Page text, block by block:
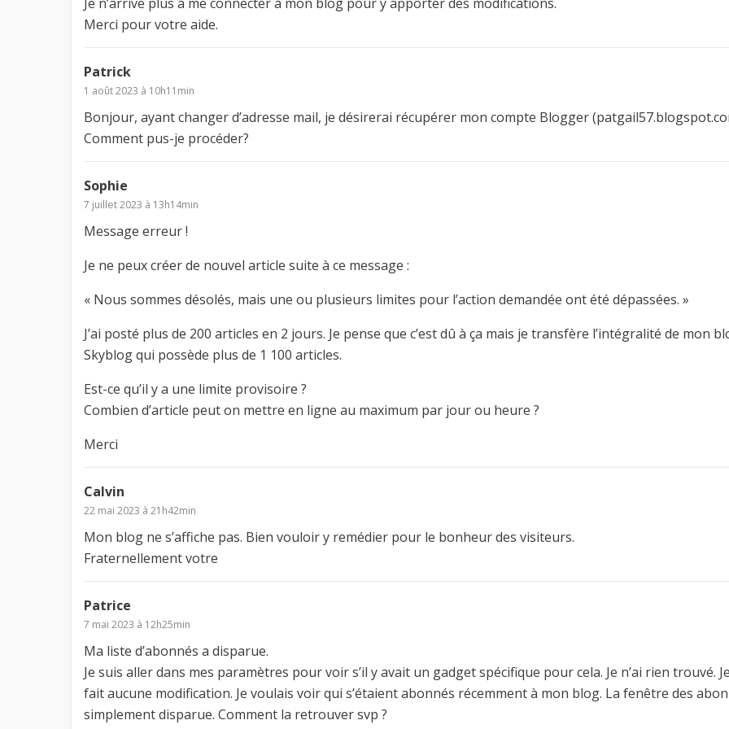
Merci pour votre aide.
Patrick
1 août 2023 à 10h11min
Bonjour, ayant changer d’adresse mail, je désirerai récupérer mon compte Blogger
Comment pus-je procéder?
Sophie
7 juillet 2023 à 13h14min
Message erreur !
Je ne peux créer de nouvel article suite à ce message :
« Nous sommes désolés, mais une ou plusieurs limites pour l’action demandée ont été dépassées. »
J’ai posté plus de 200 articles en 2 jours. Je pense que c’est dû à ça mais je transfère l’intégralité de mon
Skyblog qui possède plus de 1 100 articles.
Est-ce qu’il y a une limite provisoire ?
Combien d’article peut on mettre en ligne au maximum par jour ou heure ?
Merci
Calvin
22 mai 2023 à 21h42min
Mon blog ne s’affiche pas. Bien vouloir y remédier pour le bonheur des visiteurs.
Fraternellement votre
Patrice
7 mai 2023 à 12h25min
Ma liste d’abonnés a disparue.
Je suis aller dans mes paramètres pour voir s’il y avait un gadget spécifique pour cela. Je n’ai rien trouvé.
fait aucune modification. Je voulais voir qui s’étaient abonnés récemment à mon blog. La fenêtre des
simplement disparue. Comment la retrouver svp ?